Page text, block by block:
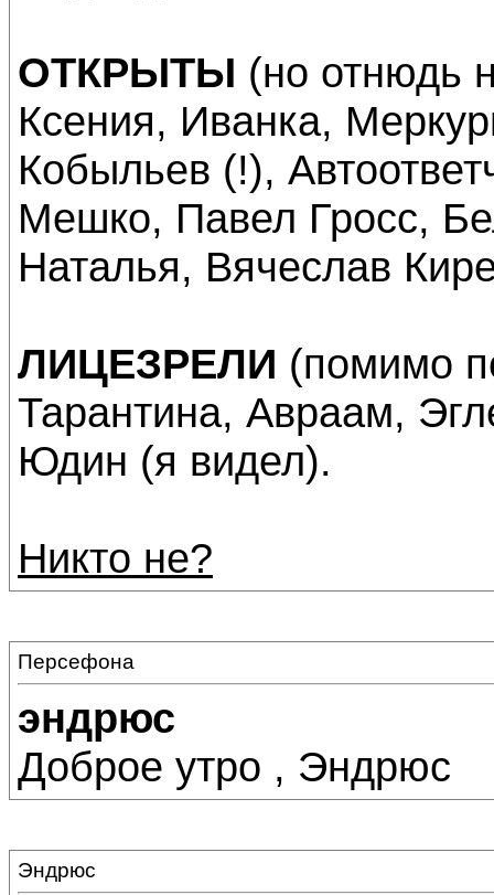
ОТКРЫТЫ (но отнюдь
Ксения, Иванка,
Кобыльев (!),
Мешко, Павел Гросс,
Наталья, Вячеслав
ЛИЦЕЗРЕЛИ (помимо
Тарантина, Авраам,
Юдин (я видел).
Никто не?
Персефона
эндрюс
Доброе утро , Эндрюс
Эндрюс